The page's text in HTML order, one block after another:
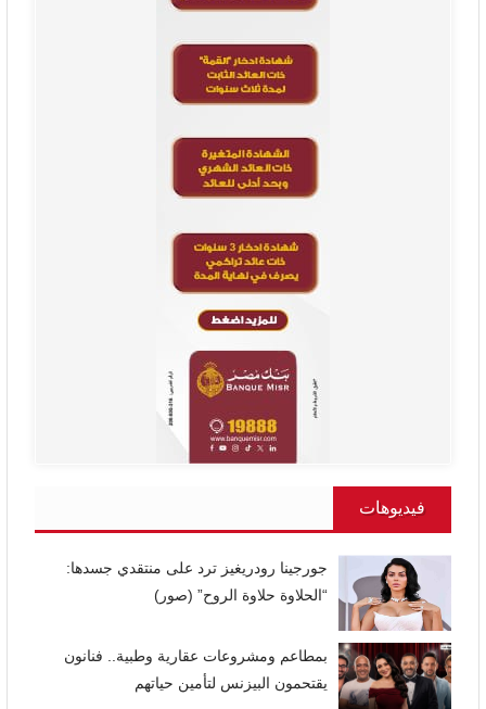
فيديوهات
جورجينا رودريغيز ترد على منتقدي جسدها:
“الحلاوة حلاوة الروح” (صور)
بمطاعم ومشروعات عقارية وطبية.. فنانون
يقتحمون البيزنس لتأمين حياتهم